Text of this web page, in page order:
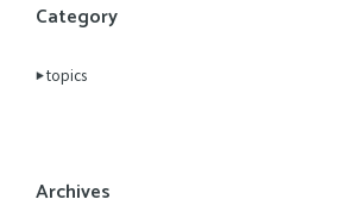
Category
topics
Archives